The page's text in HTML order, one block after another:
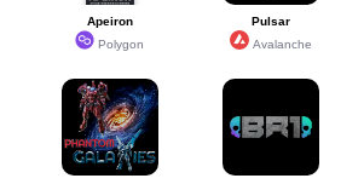
Apeiron
Polygon
Pulsar
Avalanche